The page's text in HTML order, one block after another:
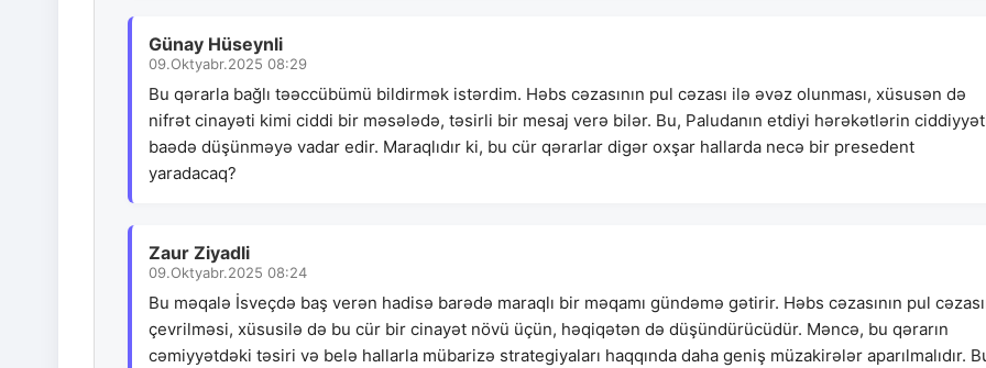
Günay Hüseynli
09.Oktyabr.2025 08:29
Bu qərarla bağlı təəccübümü bildirmək istərdim. Həbs cəzasının pul cəzası ilə əvəz olunması, xüsusən də
nifrət cinayəti kimi ciddi bir məsələdə, təsirli bir mesaj verə bilər. Bu, Paludanın etdiyi hərəkətlərin
baədə düşünməyə vadar edir. Maraqlıdır ki, bu cür qərarlar digər oxşar hallarda necə bir presedent
yaradacaq?
Zaur Ziyadli
09.Oktyabr.2025 08:24
Bu məqalə İsveçdə baş verən hadisə barədə maraqlı bir məqamı gündəmə gətirir. Həbs cəzasının pul
çevrilməsi, xüsusilə də bu cür bir cinayət növü üçün, həqiqətən də düşündürücüdür. Məncə, bu qərarın
cəmiyyətdəki təsiri və belə hallarla mübarizə strategiyaları haqqında daha geniş müzakirələr aparılmalıdır.